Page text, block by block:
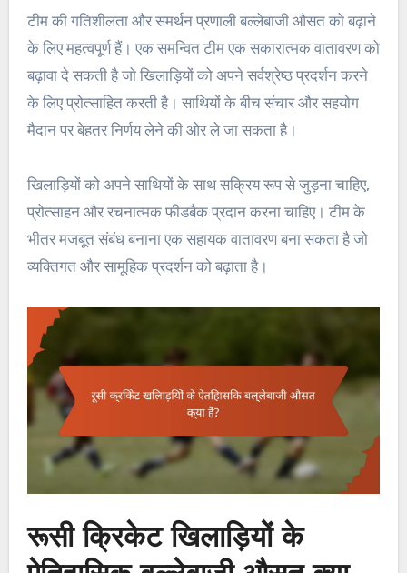
टीम की गतिशीलता और समर्थन प्रणाली बल्लेबाजी औसत को बढ़ाने
के लिए महत्वपूर्ण हैं। एक समन्वित टीम एक सकारात्मक वातावरण को
बढ़ावा दे सकती है जो खिलाड़ियों को अपने सर्वश्रेष्ठ प्रदर्शन करने
के लिए प्रोत्साहित करती है। साथियों के बीच संचार और सहयोग
मैदान पर बेहतर निर्णय लेने की ओर ले जा सकता है।
खिलाड़ियों को अपने साथियों के साथ सक्रिय रूप से जुड़ना चाहिए,
प्रोत्साहन और रचनात्मक फीडबैक प्रदान करना चाहिए। टीम के
भीतर मजबूत संबंध बनाना एक सहायक वातावरण बना सकता है जो
व्यक्तिगत और सामूहिक प्रदर्शन को बढ़ाता है।
रूसी क्रिकेट खिलाड़ियों के